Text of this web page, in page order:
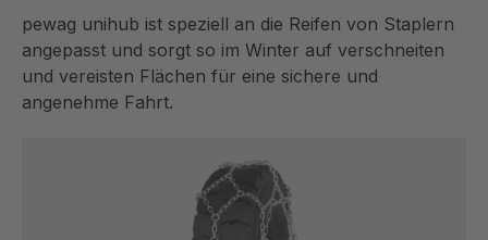
pewag unihub ist speziell an die Reifen von Staplern
angepasst und sorgt so im Winter auf verschneiten
und vereisten Flächen für eine sichere und
angenehme Fahrt.